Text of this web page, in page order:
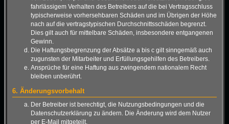
fahrlässigem Verhalten des Betreibers auf die bei Vertragsschluss
typischerweise vorhersehbaren Schäden und im Übrigen der Höhe
nach auf die vertragstypischen Durchschnittsschäden begrenzt.
Dies gilt auch für mittelbare Schäden, insbesondere entgangenen
Gewinn.
Die Haftungsbegrenzung der Absätze a bis c gilt sinngemäß auch
zugunsten der Mitarbeiter und Erfüllungsgehilfen des Betreibers.
Ansprüche für eine Haftung aus zwingendem nationalem Recht
bleiben unberührt.
6. Änderungsvorbehalt
Der Betreiber ist berechtigt, die Nutzungsbedingungen und die
Datenschutzerklärung zu ändern. Die Änderung wird dem Nutzer
per E-Mail mitgeteilt.